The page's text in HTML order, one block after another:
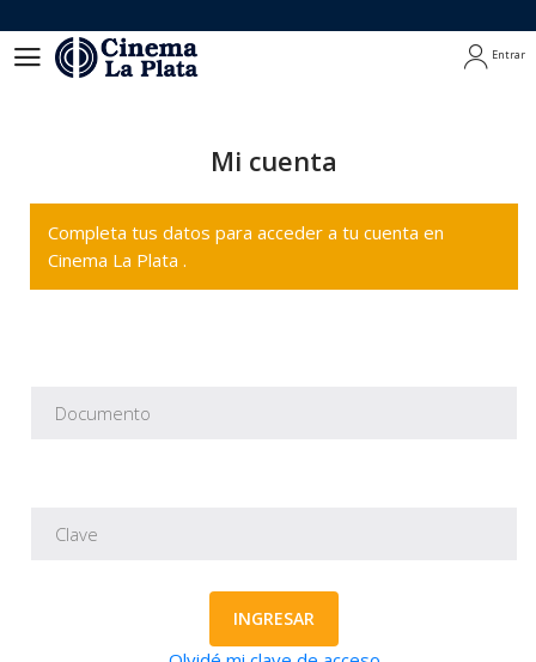
Entrar
Mi cuenta
Completa tus datos para acceder a tu cuenta en
Cinema La Plata .
INGRESAR